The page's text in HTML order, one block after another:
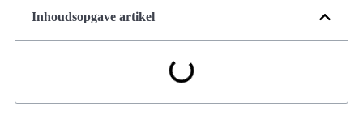
Inhoudsopgave artikel